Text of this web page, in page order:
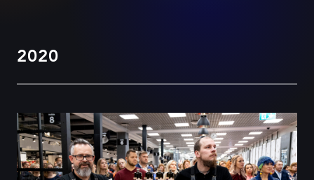
2020
Toidame suhteid